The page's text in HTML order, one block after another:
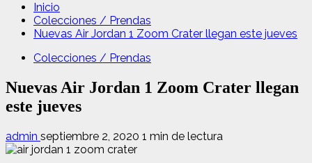
Inicio
Colecciones / Prendas
Nuevas Air Jordan 1 Zoom Crater llegan este jueves
Colecciones / Prendas
Nuevas Air Jordan 1 Zoom Crater llegan
este jueves
admin septiembre 2, 2020 1 min de lectura